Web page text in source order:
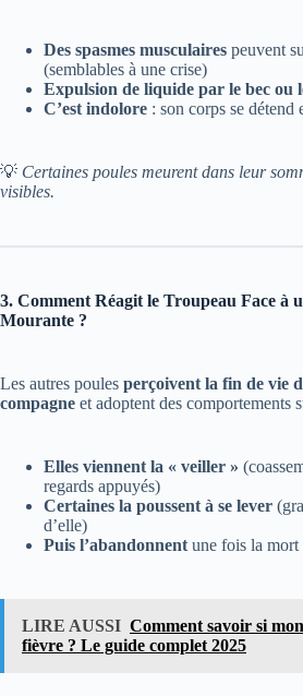
Des spasmes musculaires peuvent
(semblables à une crise)
Expulsion de liquide par le bec ou
C’est indolore : son corps se détend
💡 Certaines poules meurent dans leur
visibles.
3. Comment Réagit le Troupeau Face à
Mourante ?
Les autres poules perçoivent la fin de vie
compagne et adoptent des comportements
Elles viennent la « veiller »
regards appuyés)
Certaines la poussent à se lever
d’elle)
Puis l’abandonnentune fois la mort
LIRE AUSSI Comment savoir si
fièvre ? Le guide complet 2025